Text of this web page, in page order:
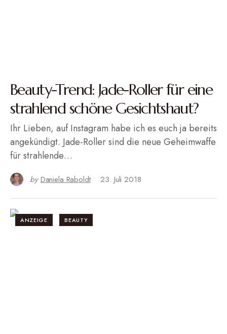
Beauty-Trend: Jade-Roller für eine
strahlend schöne Gesichtshaut?
Ihr Lieben, auf Instagram habe ich es euch ja bereits
angekündigt. Jade-Roller sind die neue Geheimwaffe
für strahlende…
by Daniela Raboldt 23. Juli 2018
ANZEIGE BEAUTY